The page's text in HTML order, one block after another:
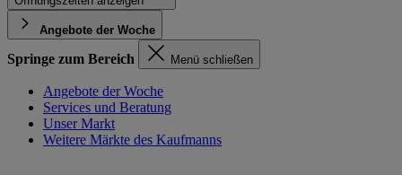
Angebote der Woche
Springe zum Bereich Menü schließen
Angebote der Woche
Services und Beratung
Unser Markt
Weitere Märkte des Kaufmanns